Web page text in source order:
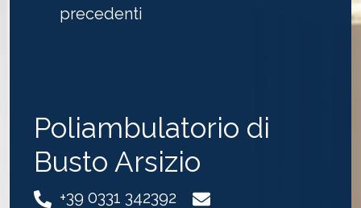
precedenti
Poliambulatorio di
Busto Arsizio
+39 0331 342392